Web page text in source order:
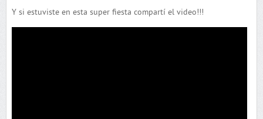
Y si estuviste en esta super fiesta compartí el video!!!